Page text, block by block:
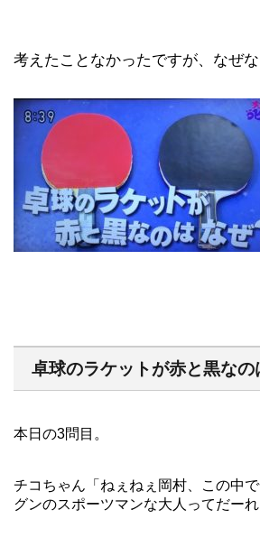
考えたことなかったですが、なぜ
卓球のラケットが赤と黒なの
本日の3問目。
チコちゃん「ねぇねぇ岡村、この中
グンのスポーツマンな大人ってだーれ